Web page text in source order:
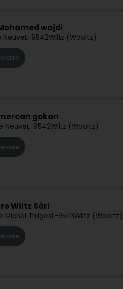
wajdi
NeuveL-9542Wiltz (Wooltz)
gokan
NeuveL-9542Wiltz (Wooltz)
Wiltz Sàrl
Michel ThilgesL-9573Wiltz (Wooltz)